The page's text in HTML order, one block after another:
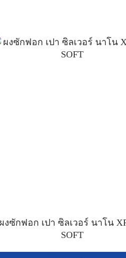
ผงซักฟอก เปา ซิลเวอร์ นาโน
SOFT